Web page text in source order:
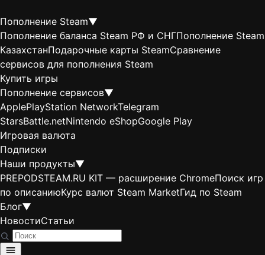
Пополнение Steam▼
Пополнение баланса Steam РФ и СНГПополнение Steam
КазахстанПодарочные карты SteamСравнение
сервисов для пополнения Steam
Купить игры
Пополнение сервисов▼
ApplePlayStation NetworkTelegram
StarsBattle.netNintendo eShopGoogle Play
Игровая валюта
Подписки
Наши продукты▼
PREPODSTEAM.RU KIT — расширение ChromeПоиск игр
по описаниюКурс валют Steam MarketГид по Steam
Блог▼
НовостиСтатьи